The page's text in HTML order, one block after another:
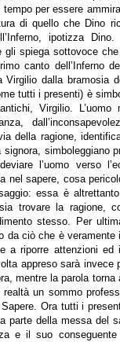
per essere
di quello che Dino
ipotizza
gli spiega sottovoce
canto dell’Inferno
dalla bramosia
tutti i presenti) è
Virgilio. L’uomo
della ragione,
simboleggiano
l’uomo verso
nel sapere, cosa
essa è
trovare la ragione,
stesso. Per
da ciò che è veramente
a riporre attenzioni ed
appreso sarà invece
mentre la parola torna
un sommo
Ora tutti i
parte della messa del
e il suo